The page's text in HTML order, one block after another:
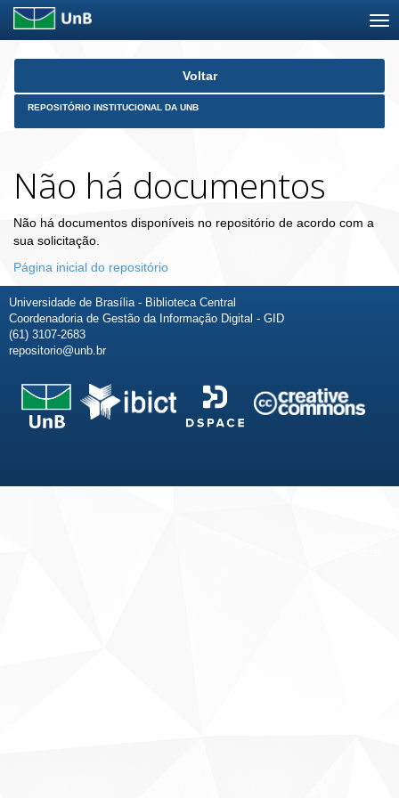
Skip
Voltar
REPOSITÓRIO INSTITUCIONAL DA UNB
Não há documentos
Não há documentos disponíveis no repositório de acordo com a
sua solicitação.
Página inicial do repositório
Universidade de Brasília - Biblioteca Central
Coordenadoria de Gestão da Informação Digital - GID
(61) 3107-2683
repositorio@unb.br